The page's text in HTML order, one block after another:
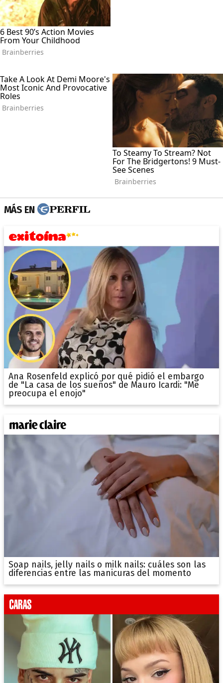
MÁS EN
Ana Rosenfeld explicó por qué pidió el embargo
de "La casa de los sueños" de Mauro Icardi: "Me
preocupa el enojo"
Soap nails, jelly nails o milk nails: cuáles son las
diferencias entre las manicuras del momento